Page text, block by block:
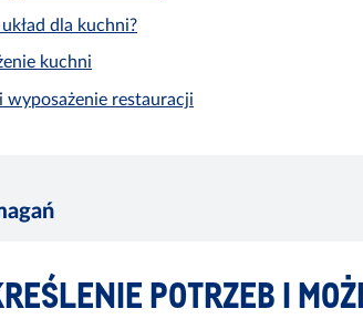
dla kuchni?
kuchni
wyposażenie restauracji
POTRZEB I